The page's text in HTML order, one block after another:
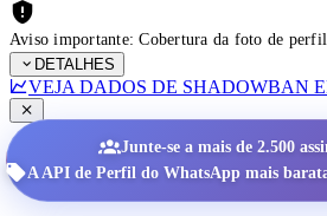
Aviso importante: Cobertura da foto de
DETALHES
VEJA DADOS DE SHADOWBAN
Junte-se a mais de 2.500
A API de Perfil do WhatsApp mais